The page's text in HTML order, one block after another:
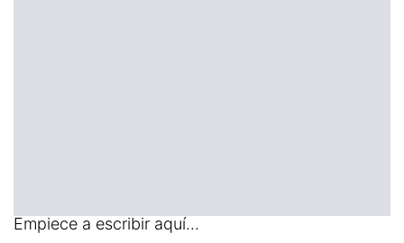
Empiece a escribir aquí...